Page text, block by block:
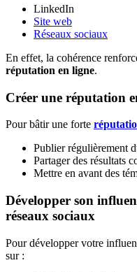
LinkedIn
Site web
Réseaux sociaux
En effet, la cohérence
réputation en ligne.
Créer une réputation
Pour bâtir une forte
Publier régulièrement
Partager des résultats
Mettre en avant des
Développer son
réseaux sociaux
Pour développer votre
sur :